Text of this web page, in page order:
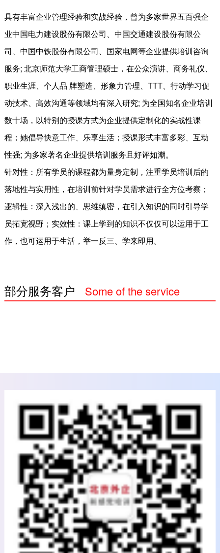
资团队
讯中心
天地
具有丰富企业管理经验和实战经验，曾为多家世界五百强企
业中国电力建设股份有限公司、中国交通建设股份有限公
司、中国中铁股份有限公司、国家电网等企业提供培训咨询
服务; 北京师范大学工商管理硕士，在公众演讲、商务礼仪、
职业生涯、个人品 牌塑造、形象力管理、TTT、行动学习促
动技术、高效沟通等领域均有深入研究; 为全国知名企业培训
数十场，以特别的授课方式为企业提供定制化的实战性课
程；她倡导快意工作、乐享生活；授课形式丰富多彩、互动
性强; 为多家著名企业提供培训服务且好评如潮。
针对性：所有学员的课程都为量身定制，注重学员培训后的
落地性与实用性，在培训前针对学员需求进行全方位考察；
逻辑性：深入浅出的、思维缜密，在引入知识的同时引导学
员拓宽视野；实效性：课上学到的知识不仅仅可以运用于工
作，也可运用于生活，举一反三、学来即用。
部分服务客户
Some of the service